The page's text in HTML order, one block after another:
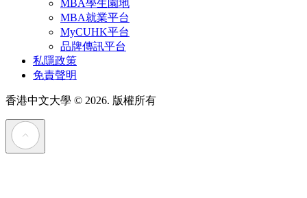
MBA學生園地
MBA就業平台
MyCUHK平台
品牌傳訊平台
私隱政策
免責聲明
香港中文大學 © 2026. 版權所有